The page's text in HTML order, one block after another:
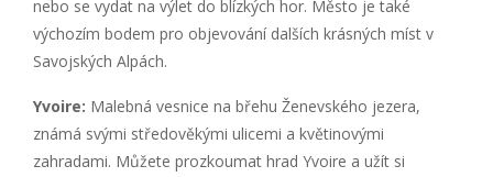
nebo se vydat na výlet do blízkých hor. Město je také
výchozím bodem pro objevování dalších krásných míst v
Savojských Alpách.
Yvoire: Malebná vesnice na břehu Ženevského jezera,
známá svými středověkými ulicemi a květinovými
zahradami. Můžete prozkoumat hrad Yvoire a užít si